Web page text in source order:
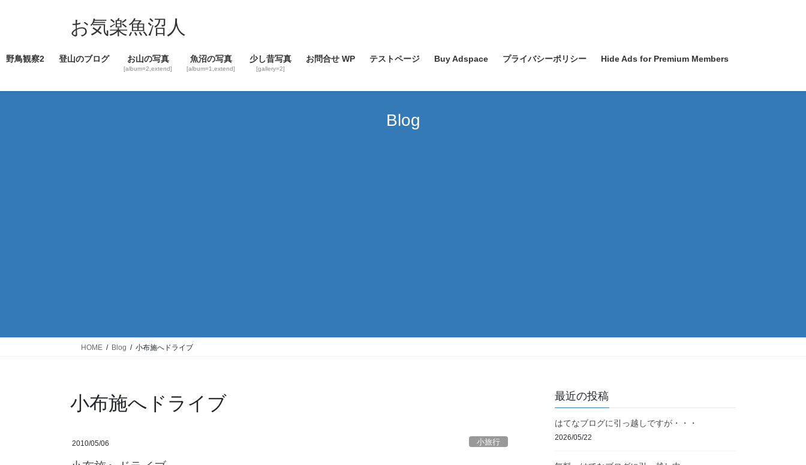
ツ
ス
シ
ン
お気楽魚沼人
野鳥観察2 登山のブログ お山の写真
[album=2,extend]
魚沼の写真
[album=1,extend]
少し昔写真
[gallery=2]
お問合せ WP テストページ Buy Adspace プライバシーポリシー Hide Ads for Premium Members
Blog
HOME Blog 小布施へドライブ
小布施へドライブ
2010/05/06 小旅行
最近の投稿
はてなブログに引っ越しですが・・・
2026/05/22